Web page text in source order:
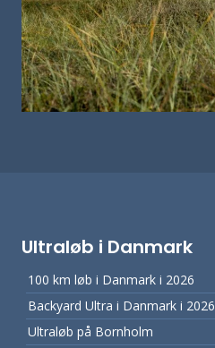
Ultraløb i Danmark
100 km løb i Danmark i 2026
Backyard Ultra i Danmark i 2026
Ultraløb på Bornholm